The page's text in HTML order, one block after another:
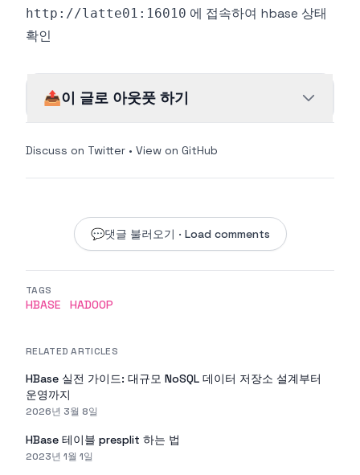
http://latte01:16010 에 접속하여 hbase 상태
확인
📤이 글로 아웃풋 하기
Discuss on Twitter • View on GitHub
💬댓글 불러오기 · Load comments
TAGS
HBASE HADOOP
RELATED ARTICLES
HBase 실전 가이드: 대규모 NoSQL 데이터 저장소 설계부터
운영까지
2026년 3월 8일
HBase 테이블 presplit 하는 법
2023년 1월 1일